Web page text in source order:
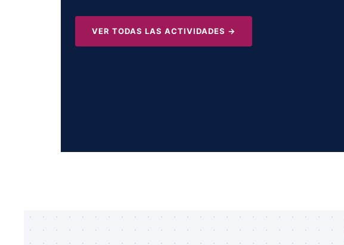
VER TODAS LAS ACTIVIDADES →